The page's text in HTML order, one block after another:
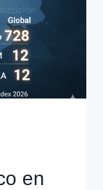
en